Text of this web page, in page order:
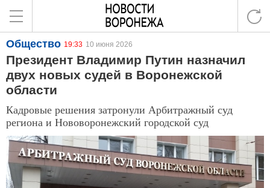
Общество 19:33 10 июня 2026
Президент Владимир Путин назначил
двух новых судей в Воронежской
области
Кадровые решения затронули Арбитражный суд
региона и Нововоронежский городской суд